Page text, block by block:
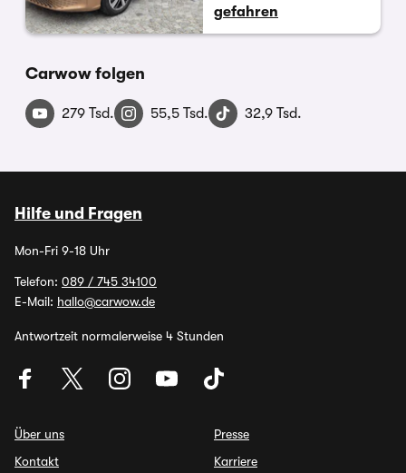
gefahren
Carwow folgen
279 Tsd. 55,5 Tsd. 32,9 Tsd.
Hilfe und Fragen
Mon-Fri 9-18 Uhr
Telefon: 089 / 745 34100
E-Mail: hallo@carwow.de
Antwortzeit normalerweise 4 Stunden
Über uns
Kontakt
Presse
Karriere